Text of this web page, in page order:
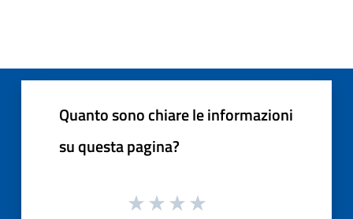
Quanto sono chiare le informazioni
su questa pagina?